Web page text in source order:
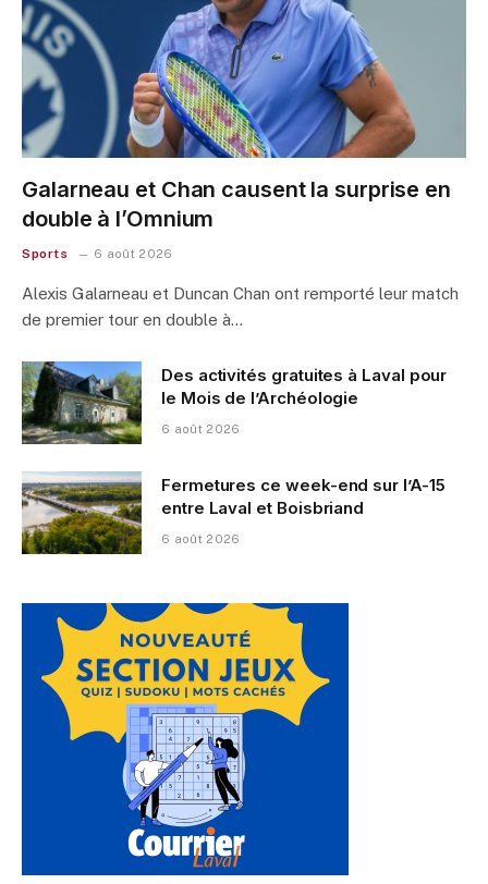
Galarneau et Chan causent la surprise en
double à l’Omnium
Sports 6 août 2026
Alexis Galarneau et Duncan Chan ont remporté leur match
de premier tour en double à…
Des activités gratuites à Laval pour
le Mois de l’Archéologie
6 août 2026
Fermetures ce week-end sur l’A-15
entre Laval et Boisbriand
6 août 2026